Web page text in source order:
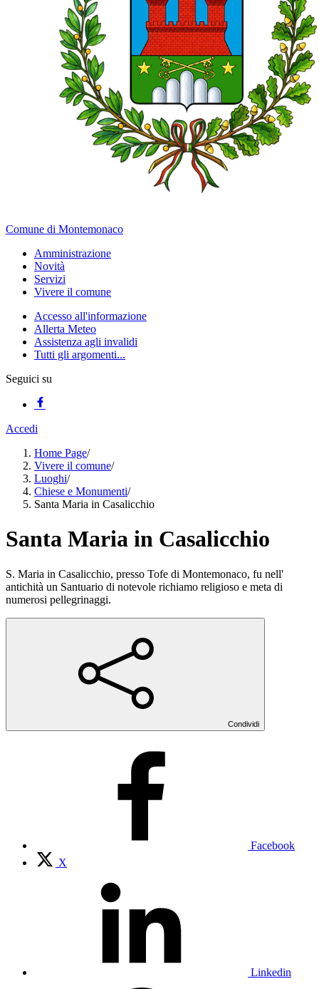
Comune di Montemonaco
Amministrazione
Novità
Servizi
Vivere il comune
Accesso all'informazione
Allerta Meteo
Assistenza agli invalidi
Tutti gli argomenti...
Seguici su
Accedi
Home Page/
Vivere il comune/
Luoghi/
Chiese e Monumenti/
Santa Maria in Casalicchio
Santa Maria in Casalicchio
S. Maria in Casalicchio, presso Tofe di Montemonaco, fu nell'
antichità un Santuario di notevole richiamo religioso e meta di
numerosi pellegrinaggi.
Condividi
Facebook
X
Linkedin